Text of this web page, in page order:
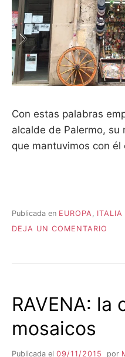
Con estas palabras
alcalde de Palermo,
que mantuvimos con él
Publicada en EUROPA
ITALIA
DEJA UN COMENTARIO
A
RAVENA: la
mosaicos
Publicada el 09/11/2015 por